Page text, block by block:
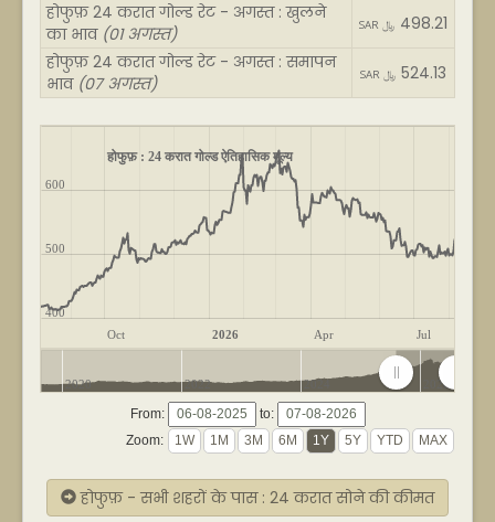
होफुफ़ 24 करात गोल्ड रेट - अगस्त : खुलने
का भाव (01 अगस्त) SAR ﷼ 498.21
होफुफ़ 24 करात गोल्ड रेट - अगस्त : समापन
भाव (07 अगस्त) SAR ﷼ 524.13
होफुफ़ : 24 करात गोल्ड ऐतिहासिक मूल्य
Oct 2026 Apr Jul
400
500
600
2020 2022 2024 2026
From:
to:
Zoom:
होफुफ़ - सभी शहरों के पास : 24 करात सोने की कीमत